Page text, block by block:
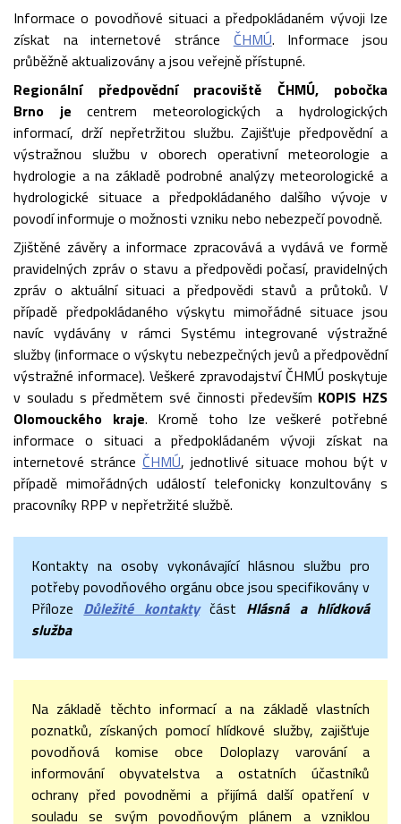
Informace o povodňové situaci a předpokládaném vývoji lze
získat na internetové stránce ČHMÚ. Informace jsou
průběžně aktualizovány a jsou veřejně přístupné.
Regionální předpovědní pracoviště ČHMÚ, pobočka
Brno je centrem meteorologických a hydrologických
informací, drží nepřetržitou službu. Zajišťuje předpovědní a
výstražnou službu v oborech operativní meteorologie a
hydrologie a na základě podrobné analýzy meteorologické a
hydrologické situace a předpokládaného dalšího vývoje v
povodí informuje o možnosti vzniku nebo nebezpečí povodně.
Zjištěné závěry a informace zpracovává a vydává ve formě
pravidelných zpráv o stavu a předpovědi počasí, pravidelných
zpráv o aktuální situaci a předpovědi stavů a průtoků. V
případě předpokládaného výskytu mimořádné situace jsou
navíc vydávány v rámci Systému integrované výstražné
služby (informace o výskytu nebezpečných jevů a předpovědní
výstražné informace). Veškeré zpravodajství ČHMÚ poskytuje
v souladu s předmětem své činnosti především KOPIS HZS
Olomouckého kraje. Kromě toho lze veškeré potřebné
informace o situaci a předpokládaném vývoji získat na
internetové stránce ČHMÚ, jednotlivé situace mohou být v
případě mimořádných událostí telefonicky konzultovány s
pracovníky RPP v nepřetržité službě.
Kontakty na osoby vykonávající hlásnou službu pro
potřeby povodňového orgánu obce jsou specifikovány v
Příloze Důležité kontaktyčást Hlásná a hlídková
služba
Na základě těchto informací a na základě vlastních
poznatků, získaných pomocí hlídkové služby, zajišťuje
povodňová komise obce Doloplazy varování a
informování obyvatelstva a ostatních účastníků
ochrany před povodněmi a přijímá další opatření v
souladu se svým povodňovým plánem a vzniklou